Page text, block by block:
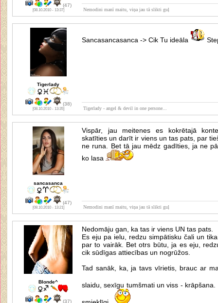
(47)
[08.10.2010 - 13:37] Nemodini manī maitu, viņa jau tā slikti guļ
Tigerlady
(38)
[08.10.2010 - 13:35]
Sancasancasanca -> Cik Tu ideāla
Tigerlady - angel & devil in one persone...
sancasanca
(47)
[08.10.2010 - 13:21]
Vispār, jau meitenes es kokrētajā
skatīties un darīt ir viens un tas pats, par
ne runa. Bet tā jau mēdz gadīties, ja ne
ko lasa
Nemodini manī maitu, viņa jau tā slikti guļ
Blonde^
(37)
Nedomāju gan, ka tas ir viens UN tas pats.
Es eju pa ielu, redzu simpātisku čali un
par to vairāk. Bet otrs būtu, ja es eju,
cik sūdīgas attiecības un nogrūžos.
Tad sanāk, ka, ja tavs vīrietis, brauc ar
slaidu, sexīgu tumšmati un viss -